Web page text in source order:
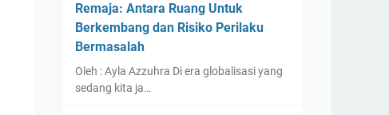
Remaja: Antara Ruang Untuk
Berkembang dan Risiko Perilaku
Bermasalah
Oleh : Ayla Azzuhra Di era globalisasi yang
sedang kita ja…